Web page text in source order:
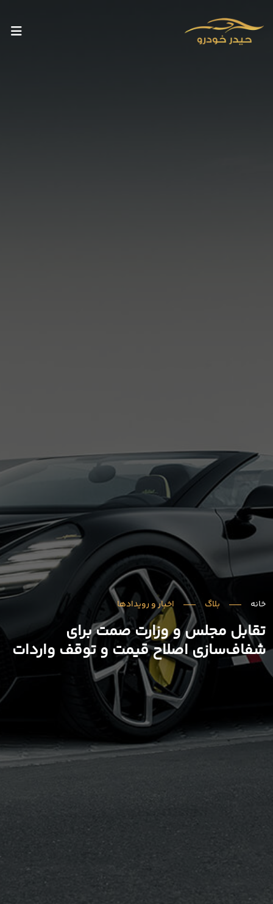
خانه بلاگ اخبار و رویدادها
تقابل مجلس و وزارت صمت برای
شفاف‌سازی اصلاح قیمت و توقف واردات